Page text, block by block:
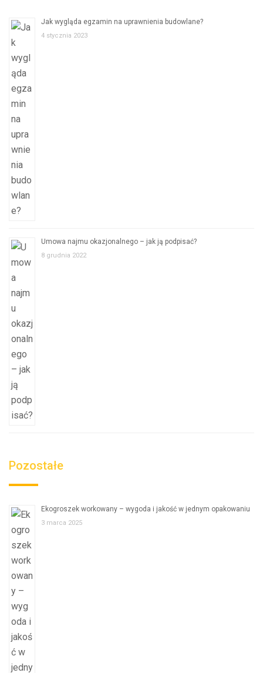
Jak wygląda egzamin na uprawnienia budowlane?
4 stycznia 2023
Umowa najmu okazjonalnego – jak ją podpisać?
8 grudnia 2022
Pozostałe
Ekogroszek workowany – wygoda i jakość w jednym opakowaniu
3 marca 2025